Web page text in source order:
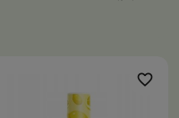
favorite_border